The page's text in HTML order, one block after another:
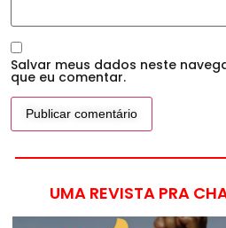
Salvar meus dados neste
que eu comentar.
UMA REVISTA PRA